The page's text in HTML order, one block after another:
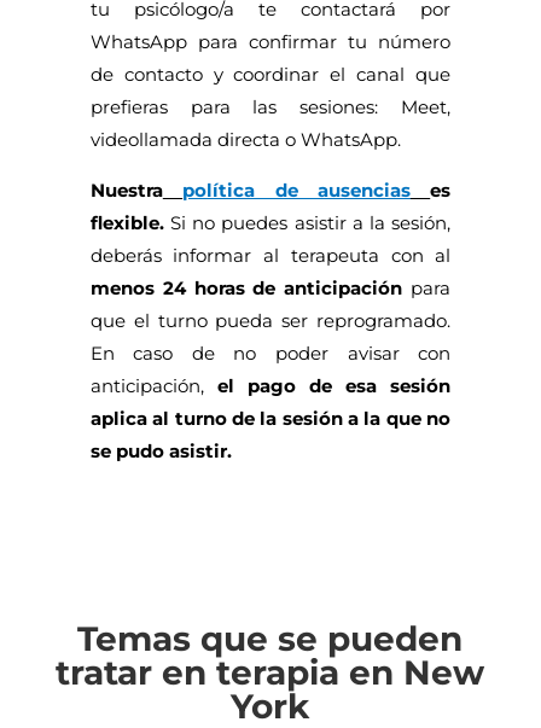
tu psicólogo/a te contactará por
WhatsApp para confirmar tu número
de contacto y coordinar el canal que
prefieras para las sesiones: Meet,
videollamada directa o WhatsApp.
Nuestra política de ausencias
es
flexible.Si no puedes asistir a la sesión,
deberás informar al terapeuta con al
menos 24 horas de anticipación para
que el turno pueda ser reprogramado.
En caso de no poder avisar con
anticipación, el pago de esa sesión
aplica al turno de la sesión a la que no
se pudo asistir.
Temas que se pueden
tratar en terapia en New
York